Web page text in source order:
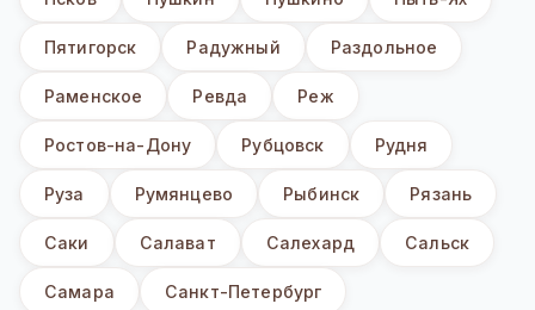
Пятигорск Радужный Раздольное
Раменское Ревда Реж
Ростов-на-Дону Рубцовск Рудня
Руза Румянцево Рыбинск Рязань
Саки Салават Салехард Сальск
Самара Санкт-Петербург